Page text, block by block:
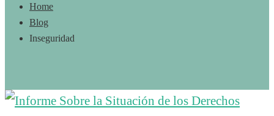
Home
Blog
Inseguridad